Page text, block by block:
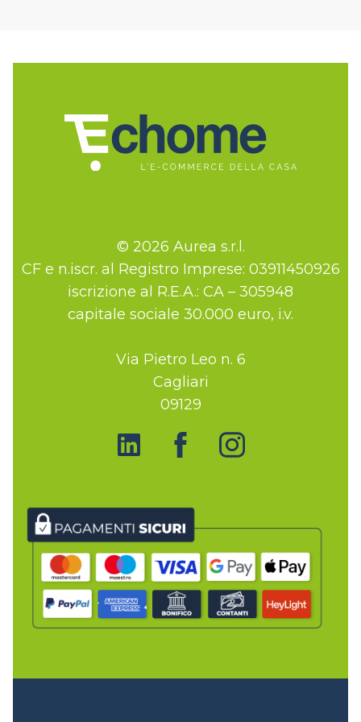
© 2026 Aurea s.r.l.
CF e n.iscr. al Registro Imprese: 03911450926
iscrizione al R.E.A.: CA – 305948
capitale sociale 30.000 euro, i.v.
Via Pietro Leo n. 6
Cagliari
09129